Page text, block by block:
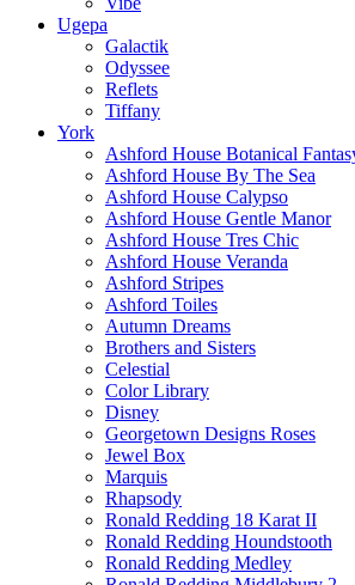
Ugepa
Galactik
Odyssee
Reflets
Tiffany
York
Ashford House Botanical
Ashford House By The Sea
Ashford House Calypso
Ashford House Gentle Manor
Ashford House Tres Chic
Ashford House Veranda
Ashford Stripes
Ashford Toiles
Autumn Dreams
Brothers and Sisters
Celestial
Color Library
Disney
Georgetown Designs Roses
Jewel Box
Marquis
Rhapsody
Ronald Redding 18 Karat II
Ronald Redding Houndstooth
Ronald Redding Medley